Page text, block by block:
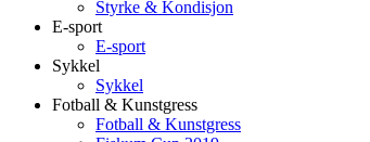
Styrke & Kondisjon
E-sport
E-sport
Sykkel
Sykkel
Fotball & Kunstgress
Fotball & Kunstgress